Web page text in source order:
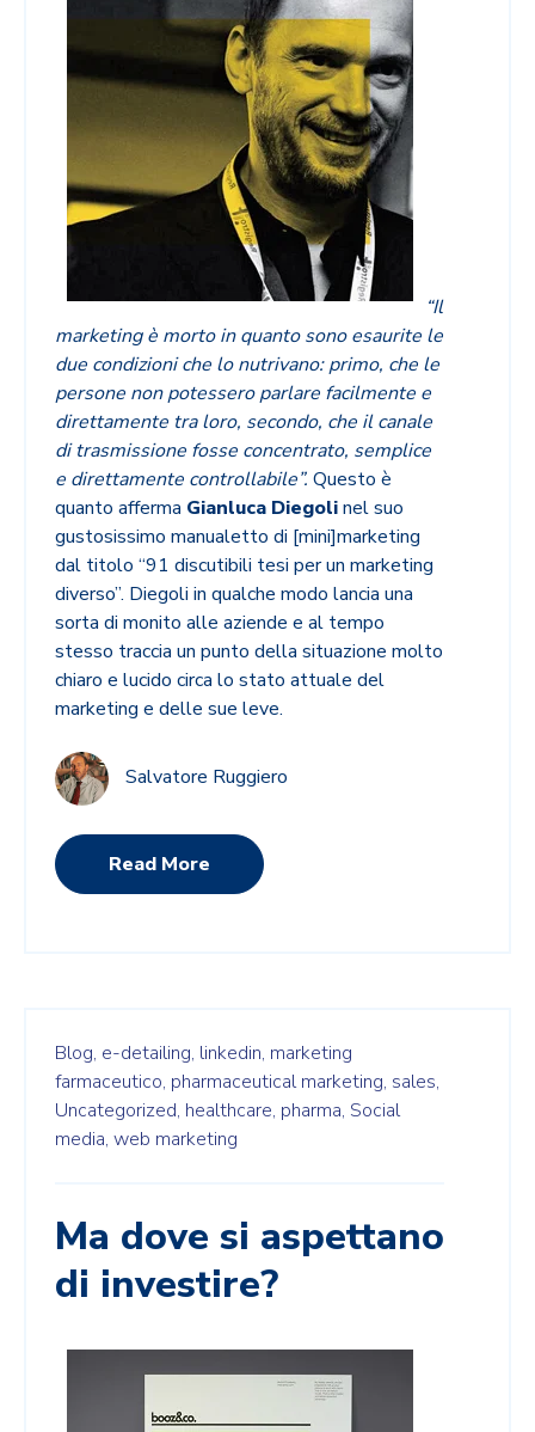
“Il
marketing è morto in quanto sono esaurite le
due condizioni che lo nutrivano: primo, che le
persone non potessero parlare facilmente e
direttamente tra loro, secondo, che il canale
di trasmissione fosse concentrato, semplice
e direttamente controllabile”. Questo è
quanto afferma Gianluca Diegolinel suo
gustosissimo manualetto di [mini]marketing
dal titolo “91 discutibili tesi per un marketing
diverso”. Diegoli in qualche modo lancia una
sorta di monito alle aziende e al tempo
stesso traccia un punto della situazione molto
chiaro e lucido circa lo stato attuale del
marketing e delle sue leve.
Salvatore Ruggiero
Read More
Blog, e-detailing, linkedin, marketing
farmaceutico, pharmaceutical marketing, sales,
Uncategorized, healthcare, pharma, Social
media, web marketing
Ma dove si aspettano
di investire?